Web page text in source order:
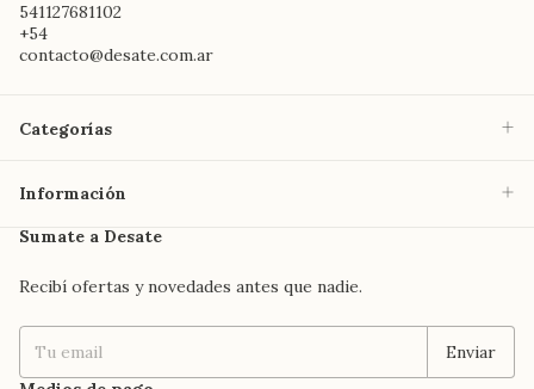
541127681102
+54
contacto@desate.com.ar
Categorías
Información
Sumate a Desate
Recibí ofertas y novedades antes que nadie.